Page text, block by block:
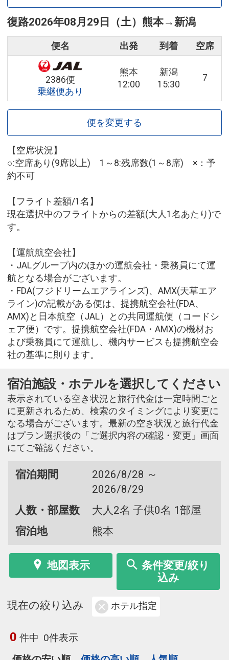
復路2026年08月29日（土） 熊本→新潟
便名 出発 到着 空席
2386便
乗継便あり
熊本
12:00
新潟
15:30
7
便を変更する
【空席状況】
○:空席あり(9席以上) 1～8:残席数(1～8席) ×：予
約不可
【フライト差額/1名】
現在選択中のフライトからの差額(大人1名あたり)で
す。
【運航航空会社】
・JALグループ内のほかの運航会社・乗務員にて運
航となる場合がございます。
・FDA(フジドリームエアラインズ)、AMX(天草エア
ライン)の記載がある便は、提携航空会社(FDA、
AMX)と日本航空（JAL）との共同運航便（コードシ
ェア便）です。提携航空会社(FDA・AMX)の機材お
よび乗務員にて運航し、機内サービスも提携航空会
社の基準に則ります。
宿泊施設・ホテルを選択してください
表示されている空き状況と旅行代金は一定時間ごと
に更新されるため、検索のタイミングにより変更に
なる場合がございます。最新の空き状況と旅行代金
はプラン選択後の「ご選択内容の確認・変更」画面
にてご確認ください。
宿泊期間
2026/8/28 ～
2026/8/29
人数・部屋数
大人2名 子供0名 1部屋
宿泊地
熊本
地図表示
条件変更/絞り
込み
現在の絞り込み ホテル指定
0 件中 0件表示